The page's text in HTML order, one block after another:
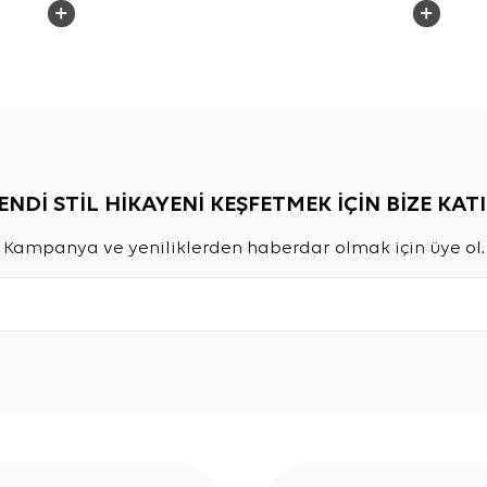
STİL HİKAYENİ KEŞFETMEK İÇİN BİZE
Kampanya ve yeniliklerden haberdar olmak için üye ol.